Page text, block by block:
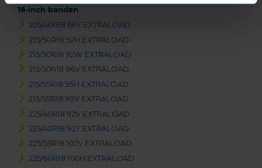
18-inch banden
205/40R18 86Y EXTRALOAD
215/50R18 92H EXTRALOAD
215/50R18 92W EXTRALOAD
215/50R18 96V EXTRALOAD
215/55R18 95H EXTRALOAD
215/55R18 99V EXTRALOAD
225/40R18 92V EXTRALOAD
225/40R18 92Y EXTRALOAD
225/55R18 102V EXTRALOAD
225/60R18 100H EXTRALOAD